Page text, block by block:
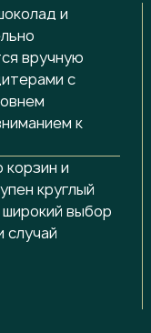
и
вручную
с
к
и
круглый
выбор
случай